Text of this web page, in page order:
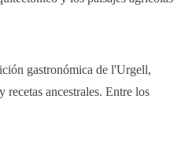
gastronómica de l'Urgell,
recetas ancestrales. Entre los